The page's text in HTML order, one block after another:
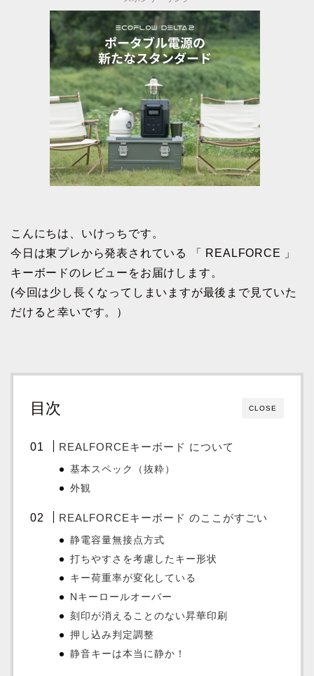
こんにちは、いけっちです。
今日は東プレから発表されている 「 REALFORCE 」
キーボードのレビューをお届けします。
(今回は少し長くなってしまいますが最後まで見ていた
だけると幸いです。）
CLOSE
目次
REALFORCEキーボード について
基本スペック（抜粋）
外観
REALFORCEキーボード のここがすごい
静電容量無接点方式
打ちやすさを考慮したキー形状
キー荷重率が変化している
Nキーロールオーバー
刻印が消えることのない昇華印刷
押し込み判定調整
静音キーは本当に静か！